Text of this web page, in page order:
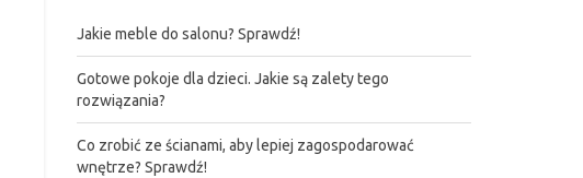
Jakie meble do salonu? Sprawdź!
Gotowe pokoje dla dzieci. Jakie są zalety tego
rozwiązania?
Co zrobić ze ścianami, aby lepiej zagospodarować
wnętrze? Sprawdź!